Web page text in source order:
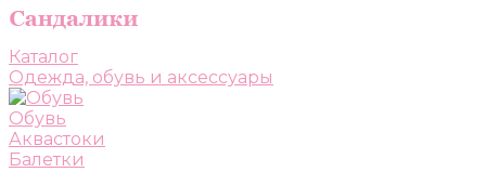
Каталог
Одежда, обувь и аксессуары
Обувь
Аквастоки
Балетки